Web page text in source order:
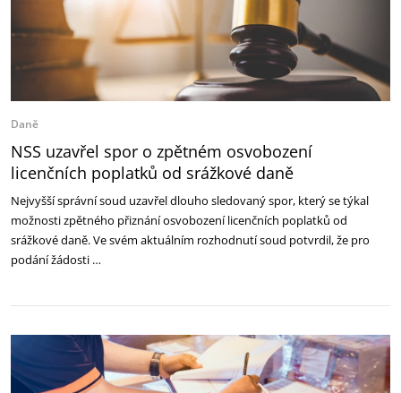
Daně
NSS uzavřel spor o zpětném osvobození
licenčních poplatků od srážkové daně
Nejvyšší správní soud uzavřel dlouho sledovaný spor, který se týkal
možnosti zpětného přiznání osvobození licenčních poplatků od
srážkové daně. Ve svém aktuálním rozhodnutí soud potvrdil, že pro
podání žádosti …